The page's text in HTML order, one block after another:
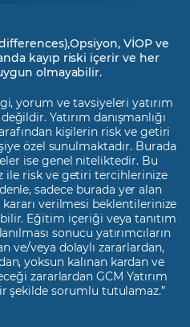
VİOP ve
kayıp riski içerir ve her
olmayabilir.
yorum ve tavsiyeleri yatırım
Yatırım danışmanlığı
kişilerin risk ve getiri
özel sunulmaktadır. Burada
ise genel niteliktedir. Bu
ile risk ve getiri tercihlerinize
sadece burada yer alan
kararı verilmesi beklentilerinize
Eğitim içeriği veya tanıtım
sonucu yatırımcıların
ve/veya dolaylı zararlardan,
yoksun kalınan kardan ve
zararlardan GCM Yatırım
şekilde sorumlu tutulamaz.”